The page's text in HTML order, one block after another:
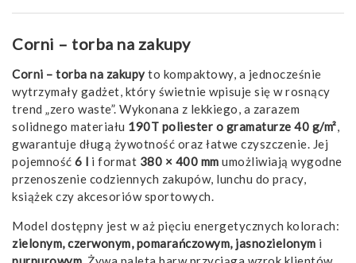
Corni – torba na zakupy
Corni – torba na zakupyto kompaktowy, a jednocześnie
wytrzymały gadżet, który świetnie wpisuje się w rosnący
trend „zero waste”. Wykonana z lekkiego, a zarazem
solidnego materiału 190T poliester o gramaturze 40 g/m²,
gwarantuje długą żywotność oraz łatwe czyszczenie. Jej
pojemność 6 l i format 380 × 400 mm umożliwiają wygodne
przenoszenie codziennych zakupów, lunchu do pracy,
książek czy akcesoriów sportowych.
Model dostępny jest w aż pięciu energetycznych kolorach:
zielonym, czerwonym, pomarańczowym, jasnozielonym i